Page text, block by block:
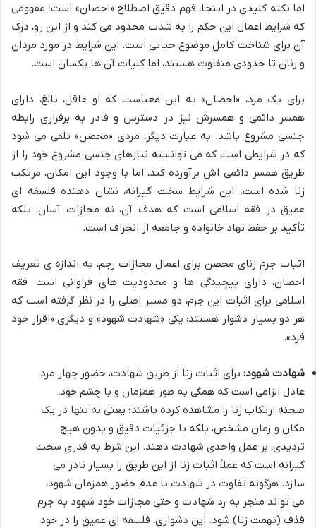
اما نکته کلیدی در اینجا، فهم دقیق اصطلاح «احصان» است؛ مفهومی
که شرایط اعمال این حکم را به شدت محدود می کند و از این رو، درک
آن برای شناخت کامل موضوع حیاتی است. این شرایط در مورد مردان
و زنان تا حدودی متفاوت هستند، اما کلیات آن ها یکسان است.
برای یک مرد، «احصان» به این معناست که او عاقل، بالغ، دارای
همسر دائمی و همسرش نیز در دسترس و قادر به برقراری رابطه
جنسی مشروع باشد. به عبارت دیگر، مردی «محصن» تلقی می شود
که در شرایطی است که می توانسته نیازهای جنسی مشروع خود را از
طریق همسر دائمی اش برآورده کند، اما با وجود این امکان، مرتکب
زنا شده است. این شرایط سخت گیرانه، نشان دهنده فلسفه ای
عمیق در فقه اسلامی است که هدف آن، نه مجازات آسان، بلکه
تأکید بر حفظ نهاد خانواده و جامعه از انحراف است.
اثبات جرم زنای محصن برای اعمال مجازات رجم، به اندازه ی تعریف
احصان، دارای پیچیدگی ها و محدودیت های فراوانی است. فقه
اسلامی برای اثبات این جرم، دو مسیر اصلی را در نظر گرفته است که
هر دو بسیار دشوار هستند: یکی «شهادت شهود» و دیگری «اقرار خود
فرد».
شهادت شهود: برای اثبات زنا از طریق شهادت، حضور چهار مرد
عادل الزامی است که همگی به طور همزمان و با چشم خود،
صحنه ارتکاب زنا را مشاهده کرده باشند؛ یعنی نه تنها در یک
مکان و زمان مشخص، بلکه با جزئیات دقیق و بدون هیچ
تردیدی، بر عمل واحدی شهادت دهند. این شرط به قدری سخت
گیرانه است که عملاً اثبات زنا از این طریق را بسیار نادر می
سازد. هرگونه تفاوت در شهادت یا عدم حضور همزمان شهود،
می تواند منجر به رد شهادت و حتی مجازات خود شهود به جرم
قذف (تهمت زنا) شود. این دشواری، فلسفه ای عمیق را در خود